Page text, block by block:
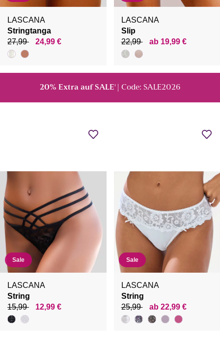
LASCANA
Stringtanga
27,99
24,99 €
LASCANA
Slip
22,99
ab 19,99 €
20% Extra auf SALE ¹ | Code: SALE2026
Sale
LASCANA
String
15,99
12,99 €
Sale
LASCANA
String
25,99
ab 22,99 €